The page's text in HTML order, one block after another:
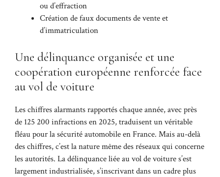
ou d’effraction
Création de faux documents de vente et
d’immatriculation
Une délinquance organisée et une
coopération européenne renforcée face
au vol de voiture
Les chiffres alarmants rapportés chaque année, avec près
de 125 200 infractions en 2025, traduisent un véritable
fléau pour la sécurité automobile en France. Mais au-delà
des chiffres, c’est la nature même des réseaux qui concerne
les autorités. La délinquance liée au vol de voiture s’est
largement industrialisée, s’inscrivant dans un cadre plus